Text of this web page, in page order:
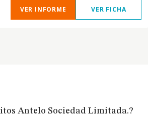
VER INFORME VER FICHA
Antelo Sociedad Limitada.?